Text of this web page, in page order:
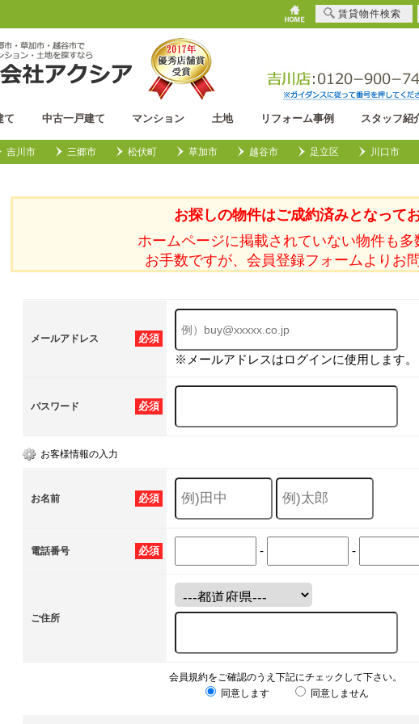
て 中古一戸建て マンション 土地 リフォーム事例 スタッフ紹
吉川市 三郷市 松伏町 草加市 越谷市 足立区 川口市
お探しの物件はご成約済みとなってお
ホームページに掲載されていない物件も多
お手数ですが、会員登録フォームよりお
必須
メールアドレス
※メールアドレスはログインに使用します。
必須
パスワード
お客様情報の入力
必須
お名前
必須
電話番号 - -
ご住所
会員規約をご確認のうえ下記にチェックして下さい。
同意します
同意しません
賃貸物件検索